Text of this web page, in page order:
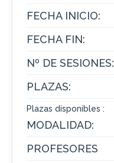
FECHA INICIO:
FECHA FIN:
Nº DE SESIONES:
PLAZAS:
Plazas disponibles :
MODALIDAD:
PROFESORES